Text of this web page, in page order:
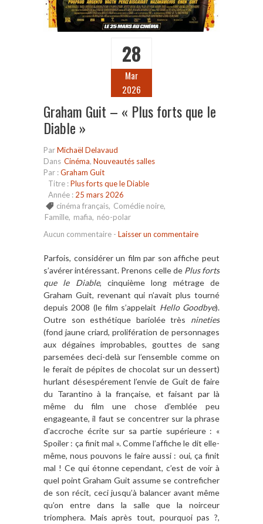
28
Mar
2026
Graham Guit – « Plus forts que le
Diable »
ParMichaël Delavaud
Dans Cinéma, Nouveautés salles
Par :Graham Guit
Titre :Plus forts que le Diable
Année : 25 mars 2026
cinéma français, Comédie noire,
Famille, mafia, néo-polar
Aucun commentaire - Laisser un commentaire
Parfois, considérer un film par son affiche peut
s’avérer intéressant. Prenons celle de Plus forts
que le Diable, cinquième long métrage de
Graham Guit, revenant qui n’avait plus tourné
depuis 2008 (le film s’appelait Hello Goodbye).
Outre son esthétique bariolée très nineties
(fond jaune criard, prolifération de personnages
aux dégaines improbables, gouttes de sang
parsemées deci-delà sur l’ensemble comme on
le ferait de pépites de chocolat sur un dessert)
hurlant désespérement l’envie de Guit de faire
du Tarantino à la française, et faisant par là
même du film une chose d’emblée peu
engageante, il faut se concentrer sur la phrase
d’accroche écrite sur sa partie supérieure : «
Spoiler : ça finit mal ». Comme l’affiche le dit elle-
même, nous pouvons le faire aussi : oui, ça finit
mal ! Ce qui étonne cependant, c’est de voir à
quel point Graham Guit assume se contreficher
de son récit, ceci jusqu’à balancer avant même
qu’on entre dans la salle que la noirceur
triomphera. Mais après tout, pourquoi pas ?,